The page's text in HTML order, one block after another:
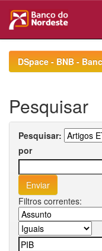
navigationDSpace - BNB -
Pesquisar
Pesquisar:
por
Filtros correntes: